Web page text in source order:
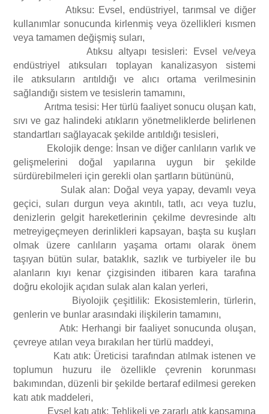
Atıksu: Evsel, endüstriyel, tarımsal ve diğer
kullanımlar sonucunda kirlenmiş veya özellikleri kısmen
veya tamamen değişmiş suları,
Atıksu altyapı tesisleri: Evsel ve/veya
endüstriyel atıksuları toplayan kanalizasyon sistemi
ile atıksuların arıtıldığı ve alıcı ortama verilmesinin
sağlandığı sistem ve tesislerin tamamını,
Arıtma tesisi: Her türlü faaliyet sonucu oluşan katı,
sıvı ve gaz halindeki atıkların yönetmeliklerde belirlenen
standartları sağlayacak şekilde arıtıldığı tesisleri,
Ekolojik denge: İnsan ve diğer canlıların varlık ve
gelişmelerini doğal yapılarına uygun bir şekilde
sürdürebilmeleri için gerekli olan şartların bütününü,
Sulak alan: Doğal veya yapay, devamlı veya
geçici, suları durgun veya akıntılı, tatlı, acı veya tuzlu,
denizlerin gelgit hareketlerinin çekilme devresinde altı
metreyigeçmeyen derinlikleri kapsayan, başta su kuşları
olmak üzere canlıların yaşama ortamı olarak önem
taşıyan bütün sular, bataklık, sazlık ve turbiyeler ile bu
alanların kıyı kenar çizgisinden itibaren kara tarafına
doğru ekolojik açıdan sulak alan kalan yerleri,
Biyolojik çeşitlilik: Ekosistemlerin, türlerin,
genlerin ve bunlar arasındaki ilişkilerin tamamını,
Atık: Herhangi bir faaliyet sonucunda oluşan,
çevreye atılan veya bırakılan her türlü maddeyi,
Katı atık: Üreticisi tarafından atılmak istenen ve
toplumun huzuru ile özellikle çevrenin korunması
bakımından, düzenli bir şekilde bertaraf edilmesi gereken
katı atık maddeleri,
Evsel katı atık: Tehlikeli ve zararlı atık kapsamına